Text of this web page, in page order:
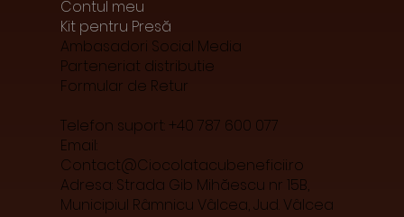
Contul meu
Kit pentru Presă
Ambasadori Social Media
Parteneriat distributie
Formular de Retur
Telefon suport: +40 787 600 077
Email:
Contact@Ciocolatacubeneficii.ro
Adresa: Strada Gib Mihăescu nr 15B,
Municipiul Râmnicu Vâlcea, Jud. Vâlcea